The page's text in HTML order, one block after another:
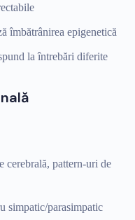
îmbătrânirea epigenetică
la întrebări diferite
pattern-uri de
simpatic/parasimpatic